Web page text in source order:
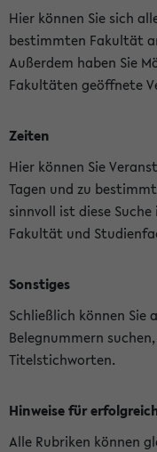
Hier können Sie sich
bestimmten Fakultät
Außerdem haben Sie
Fakultäten geöffnete
Zeiten
Hier können Sie
Tagen und zu
sinnvoll ist diese
Fakultät und
Sonstiges
Schließlich können
Belegnummern
Titelstichworten.
Hinweise für
Alle Rubriken können